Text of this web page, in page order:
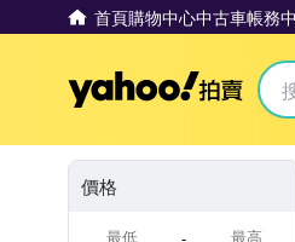
首頁購物中心中古車帳務
價格